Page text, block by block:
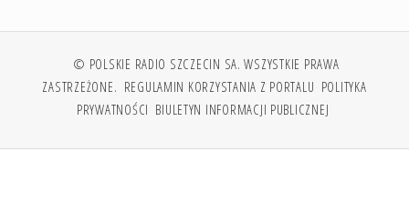
© POLSKIE RADIO SZCZECIN SA. WSZYSTKIE PRAWA
ZASTRZEŻONE. REGULAMIN KORZYSTANIA Z PORTALU POLITYKA
PRYWATNOŚCI BIULETYN INFORMACJI PUBLICZNEJ